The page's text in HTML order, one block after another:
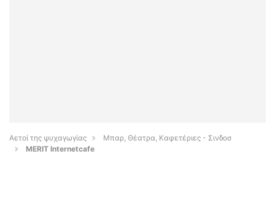
Αετοί της ψυχαγωγίας
Μπαρ, Θέατρα, Καφετέριες - Σινδοσ
MERIT Internetcafe